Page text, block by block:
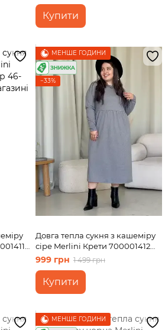
Купити
МЕНШЕ ГОДИНИ
−33%
Довга тепла сукня з кашеміру
сіре Merlini Крети 700001412
розмір 54-56 (4XL-54XL)
999 грн 1 499 грн
Купити
МЕНШЕ ГОДИНИ